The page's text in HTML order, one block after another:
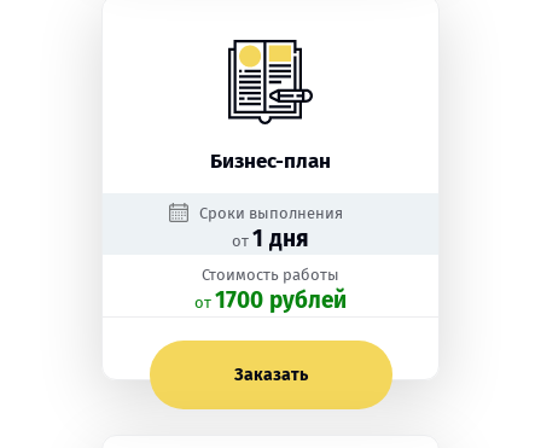
Бизнес-план
Сроки выполнения
от 1 дня
Стоимость работы
oт 1700 рублей
Заказать